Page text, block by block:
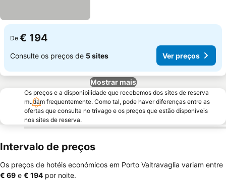
De € 194
Consulte os preços de 5 sites Ver preços
Mostrar mais
Os preços e a disponibilidade que recebemos dos sites de reserva
mudam frequentemente. Como tal, pode haver diferenças entre as
ofertas que consulta no trivago e os preços que estão disponíveis
nos sites de reserva.
Intervalo de preços
Os preços de hotéis económicos em Porto Valtravaglia variam entre
‎€ 69 e ‎€ 194 por noite.